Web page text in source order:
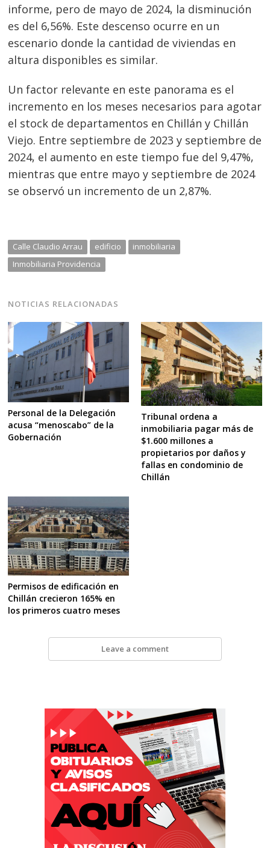
informe, pero de mayo de 2024, la disminución
es del 6,56%. Este descenso ocurre en un
escenario donde la cantidad de viviendas en
altura disponibles es similar.
Un factor relevante en este panorama es el
incremento en los meses necesarios para agotar
el stock de departamentos en Chillán y Chillán
Viejo. Entre septiembre de 2023 y septiembre de
2024, el aumento en este tiempo fue del 9,47%,
mientras que entre mayo y septiembre de 2024
se observó un incremento de un 2,87%.
Calle Claudio Arrau edificio
inmobiliaria
Inmobiliaria Providencia
NOTICIAS RELACIONADAS
Personal de la Delegación
acusa “menoscabo” de la
Gobernación
Tribunal ordena a
inmobiliaria pagar más de
$1.600 millones a
propietarios por daños y
fallas en condominio de
Chillán
Permisos de edificación en
Chillán crecieron 165% en
los primeros cuatro meses
Leave a comment